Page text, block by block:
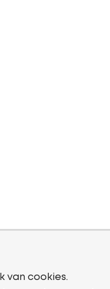
van cookies.